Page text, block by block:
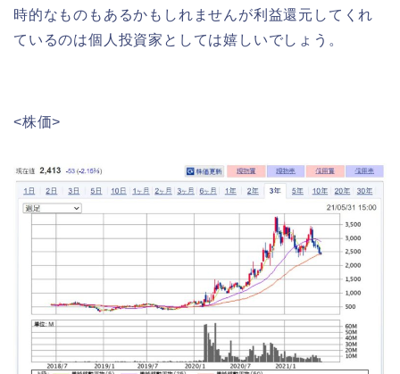
時的なものもあるかもしれませんが利益還元してくれ
ているのは個人投資家としては嬉しいでしょう。
<株価>